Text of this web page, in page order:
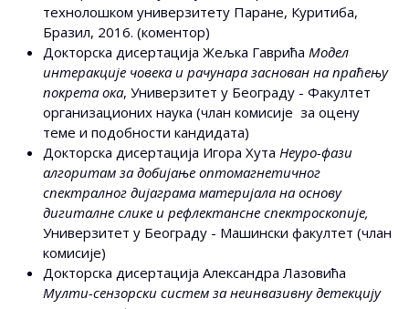
технолошком универзитету Паране, Куритиба,
Бразил, 2016. (коментор)
Докторска дисертација Жељка Гаврића Модел
интеракције човека и рачунара заснован на праћењу
покрета ока, Универзитет у Београду - Факултет
организационих наука (члан комисије за оцену
теме и подобности кандидата)
Докторска дисертација Игора Хута Неуро-фази
алгоритам за добијање оптомагнетичног
спектралног дијаграма материјала на основу
дигиталне слике и рефлектансне спектроскопије,
Универзитет у Београду - Машински факултет (члан
комисије)
Докторска дисертација Александра Лазовића
Мулти-сензорски систем за неинвазивну детекцију